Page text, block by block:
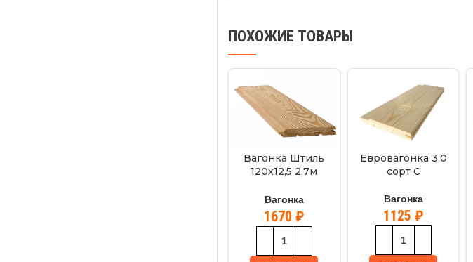
ПОХОЖИЕ ТОВАРЫ
Вагонка Штиль
120х12,5 2,7м
Вагонка
1670 ₽
Евровагонка 3,0
сорт С
Вагонка
1125 ₽